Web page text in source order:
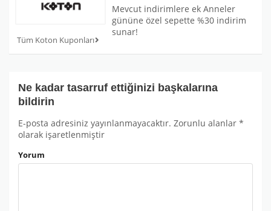
Tüm Koton Kuponları
Mevcut indirimlere ek Anneler
gününe özel sepette %30 indirim
sunar!
Ne kadar tasarruf ettiğinizi başkalarına
bildirin
E-posta adresiniz yayınlanmayacaktır. Zorunlu alanlar *
olarak işaretlenmiştir
Yorum